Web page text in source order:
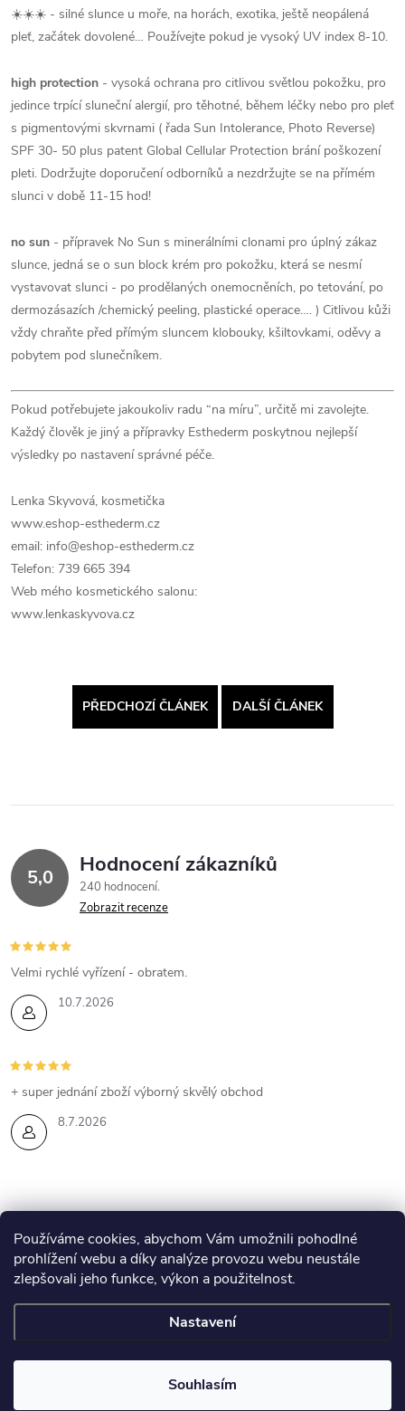
Používáme cookies, abychom Vám umožnili pohodlné
prohlížení webu a díky analýze provozu webu neustále
zlepšovali jeho funkce, výkon a použitelnost.
Nastavení
Souhlasím
☀️☀️☀️ - silné slunce u moře, na horách, exotika, ještě neopálená
pleť, začátek dovolené… Používejte pokud je vysoký UV index 8-10.
high protection - vysoká ochrana pro citlivou světlou pokožku, pro
jedince trpící sluneční alergií, pro těhotné, během léčky nebo pro pleť
s pigmentovými skvrnami ( řada Sun Intolerance, Photo Reverse)
SPF 30- 50 plus patent Global Cellular Protection brání poškození
pleti. Dodržujte doporučení odborníků a nezdržujte se na přímém
slunci v době 11-15 hod!
no sun - přípravek No Sun s minerálními clonami pro úplný zákaz
slunce, jedná se o sun block krém pro pokožku, která se nesmí
vystavovat slunci - po prodělaných onemocněních, po tetování, po
dermozásazích /chemický peeling, plastické operace…. ) Citlivou kůži
vždy chraňte před přímým sluncem klobouky, kšiltovkami, oděvy a
pobytem pod slunečníkem.
Pokud potřebujete jakoukoliv radu “na míru”, určitě mi zavolejte.
Každý člověk je jiný a přípravky Esthederm poskytnou nejlepší
výsledky po nastavení správné péče.
Lenka Skyvová, kosmetička
www.eshop-esthederm.cz
email: info@eshop-esthederm.cz
Telefon: 739 665 394
Web mého kosmetického salonu:
www.lenkaskyvova.cz
PŘEDCHOZÍ ČLÁNEK DALŠÍ ČLÁNEK
5,0 Hodnocení zákazníků
240 hodnocení
Zobrazit recenze
10.7.2026
Velmi rychlé vyřízení - obratem.
8.7.2026
+ super jednání zboží výborný skvělý obchod
Z
á
p
a
Eshop Esthederm Kontakty
Lenka Skyvová - web
Copyright 2026Eshop Esthederm. Všechna práva vyhrazena.